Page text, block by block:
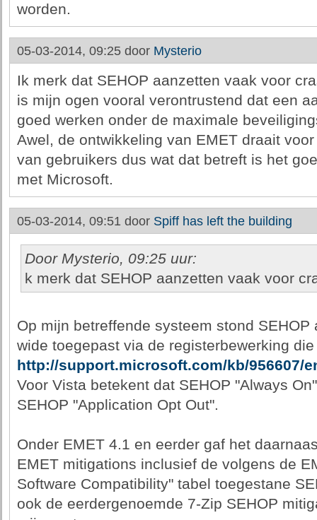
worden.
05-03-2014, 09:25 door Mysterio
Ik merk dat SEHOP aanzetten vaak voor
is mijn ogen vooral verontrustend dat een
goed werken onder de maximale
Awel, de ontwikkeling van EMET draait
van gebruikers dus wat dat betreft is het
met Microsoft.
05-03-2014, 09:51 door Spiff has left the building
Door Mysterio, 09:25 uur:
k merk dat SEHOP aanzetten vaak voor
Op mijn betreffende systeem stond
wide toegepast via de registerbewerking
http://support.microsoft.com/kb/956607/
Voor Vista betekent dat SEHOP "Always
SEHOP "Application Opt Out".
Onder EMET 4.1 en eerder gaf het
EMET mitigations inclusief de volgens de
Software Compatibility" tabel toegestane
ook de eerdergenoemde 7-Zip SEHOP